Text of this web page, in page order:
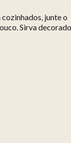
junte o
Sirva decorado